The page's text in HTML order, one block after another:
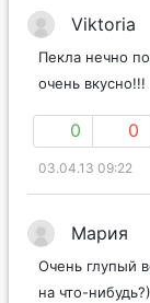
Viktoria
Пекла нечно
очень вкусно!!!
0 0
03.04.13 09:22
Мария
Очень глупый
на что-нибудь?)